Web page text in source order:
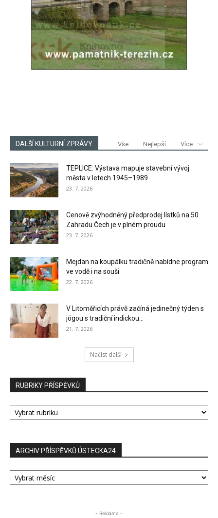
DALŠÍ KULTURNÍ ZPRÁVY Vše Nejlepší Více
TEPLICE: Výstava mapuje stavební vývoj
města v letech 1945–1989
23. 7. 2026
Cenově zvýhodněný předprodej lístků na 50.
Zahradu Čech je v plném proudu
23. 7. 2026
Mejdan na koupálku tradičně nabídne program
ve vodě i na souši
22. 7. 2026
V Litoměřicích právě začíná jedinečný týden s
jógou s tradiční indickou...
21. 7. 2026
Načíst další
RUBRIKY PŘÍSPĚVKŮ
RUBRIKY
PŘÍSPĚVKŮ
ARCHIV PŘÍSPĚVKŮ ÚSTECKA24
ARCHIV
PŘÍSPĚVKŮ
- Reklama -